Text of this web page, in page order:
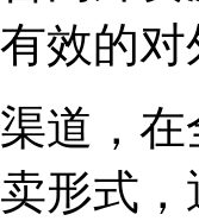
效的
道，
形式